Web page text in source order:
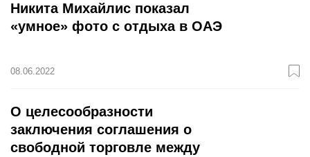
08.06.2022
Никита Михайлис показал
«умное» фото с отдыха в ОАЭ
О целесообразности
заключения соглашения о
свободной торговле между